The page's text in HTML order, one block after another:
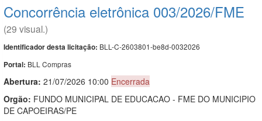
Concorrência eletrônica 003/2026/FME
(29 visual.)
Identificador desta licitação: BLL-C-2603801-be8d-0032026
Portal: BLL Compras
Abertura: 21/07/2026 10:00 Encerrada
Orgão: FUNDO MUNICIPAL DE EDUCACAO - FME DO MUNICIPIO
DE CAPOEIRAS/PE